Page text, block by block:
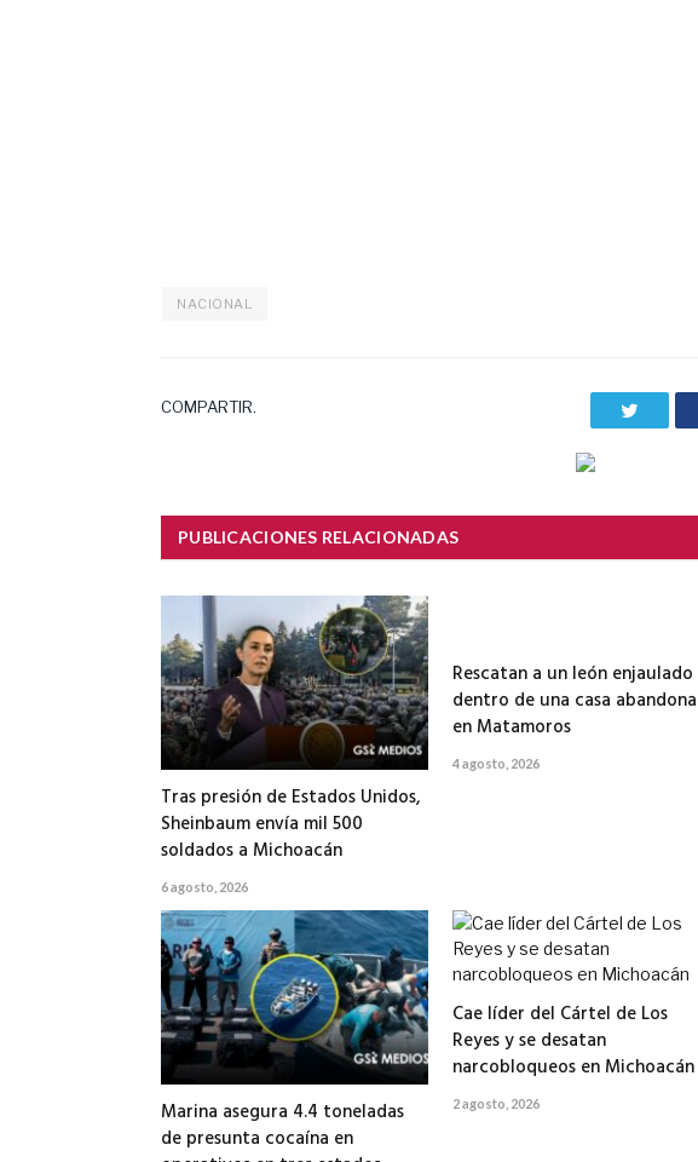
NACIONAL
COMPARTIR.
PUBLICACIONES RELACIONADAS
Tras presión de Estados Unidos,
Sheinbaum envía mil 500
soldados a Michoacán
6 agosto, 2026
Rescatan a un león enjaulado
dentro de una casa
en Matamoros
4 agosto, 2026
Marina asegura 4.4 toneladas
de presunta cocaína en
Cae líder del Cártel de Los
Reyes y se desatan
narcobloqueos en Michoacán
2 agosto, 2026